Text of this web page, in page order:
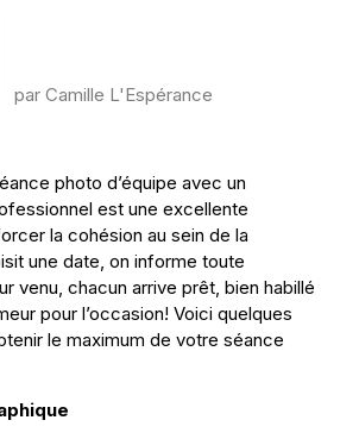
par Camille L'Espérance
photo d’équipe avec un
est une excellente
la cohésion au sein de la
une date, on informe toute
venu, chacun arrive prêt, bien habillé
pour l’occasion! Voici quelques
le maximum de votre séance